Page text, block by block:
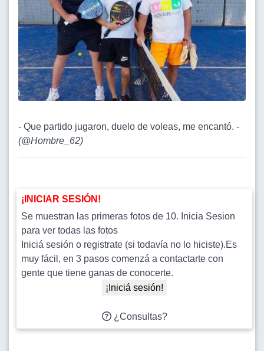
- Que partido jugaron, duelo de voleas, me encantó. -
(@Hombre_62)
¡INICIAR SESIÓN!
Se muestran las primeras fotos de 10. Inicia Sesion
para ver todas las fotos
Iniciá sesión o registrate (si todavía no lo hiciste).Es
muy fácil, en 3 pasos comenzá a contactarte con
gente que tiene ganas de conocerte.
¡Iniciá sesión!
¿Consultas?